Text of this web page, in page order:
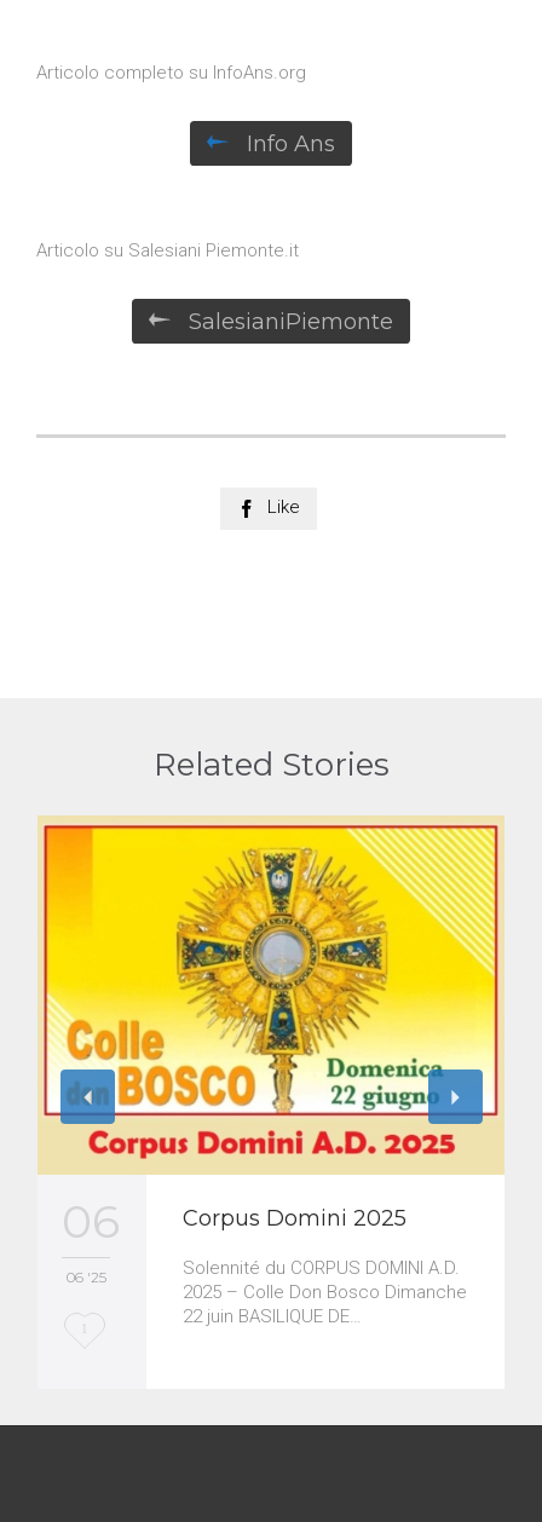
Articolo completo su InfoAns.org
 Info Ans
Articolo su Salesiani Piemonte.it
 SalesianiPiemonte
 Like
Related Stories
06
06 '25
L1
Corpus Domini 2025
Solennité du CORPUS DOMINI A.D.
2025 – Colle Don Bosco Dimanche
22 juin BASILIQUE DE…